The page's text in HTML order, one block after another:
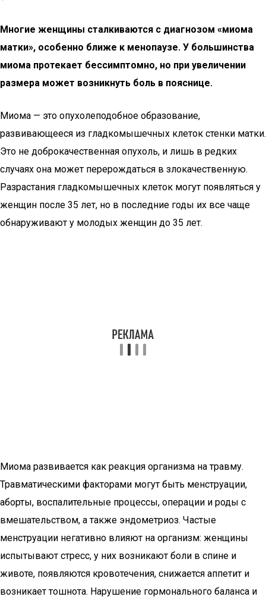
Многие женщины сталкиваются с диагнозом «миома
матки», особенно ближе к менопаузе. У большинства
миома протекает бессимптомно, но при увеличении
размера может возникнуть боль в пояснице.
Миома — это опухолеподобное образование,
развивающееся из гладкомышечных клеток стенки матки.
Это не доброкачественная опухоль, и лишь в редких
случаях она может перерождаться в злокачественную.
Разрастания гладкомышечных клеток могут появляться у
женщин после 35 лет, но в последние годы их все чаще
обнаруживают у молодых женщин до 35 лет.
Миома развивается как реакция организма на травму.
Травматическими факторами могут быть менструации,
аборты, воспалительные процессы, операции и роды с
вмешательством, а также эндометриоз. Частые
менструации негативно влияют на организм: женщины
испытывают стресс, у них возникают боли в спине и
животе, появляются кровотечения, снижается аппетит и
возникает тошнота. Нарушение гормонального баланса и